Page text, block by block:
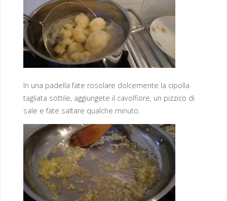
In una padella fate rosolare dolcemente la cipolla
tagliata sottile, aggiungete il cavolfiore, un pizzico di
sale e fate saltare qualche minuto.